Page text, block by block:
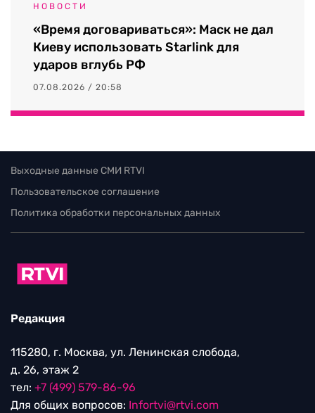
НОВОСТИ
«Время договариваться»: Маск не дал
Киеву использовать Starlink для
ударов вглубь РФ
07.08.2026 / 20:58
Выходные данные СМИ RTVI
Пользовательское соглашение
Политика обработки персональных данных
Редакция
115280, г. Москва, ул. Ленинская слобода,
д. 26, этаж 2
тел: +7 (499) 579-86-96
Для общих вопросов: Infortvi@rtvi.com